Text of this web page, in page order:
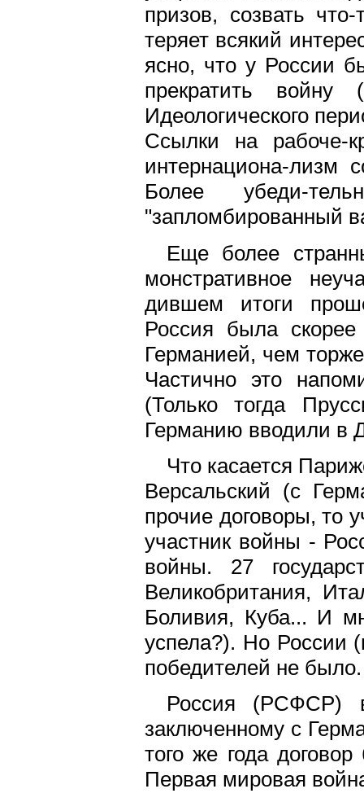
призов, созвать
теряет всякий
ясно, что у России
прекратить войну
Идеологического
Ссылки на рабоче-
интернациона-лизм
Более убеди-
"запломбированный
Еще более
монстративное
дившем итоги
Россия была скорее
Германией, чем
Частично это
(Только тогда
Германию вводили в
Что касается
Версальский (с
прочие договоры, то
участник войны -
войны. 27
Великобритания,
Боливия, Куба... И
успела?). Но России
победителей не было.
Россия (РСФСР)
заключенному с
того же года
Первая мировая